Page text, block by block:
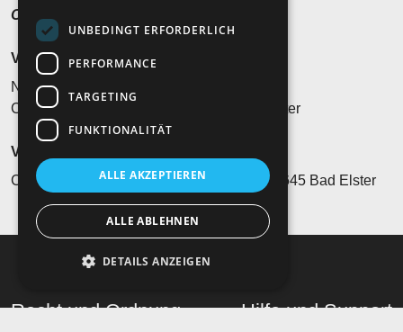
Ohren auf und hinhören!
Veranstaltungsort
Naturtheater Bad Elster
Carl-August-Klingner-Str. 7, 08645 Bad Elster
Veranstalter*in
Chursächsische Veranstaltungs GmbH, 08645 Bad Elster
Recht und Ordnung Hilfe und Support
UNBEDINGT ERFORDERLICH
PERFORMANCE
TARGETING
FUNKTIONALITÄT
ALLE AKZEPTIEREN
ALLE ABLEHNEN
DETAILS ANZEIGEN